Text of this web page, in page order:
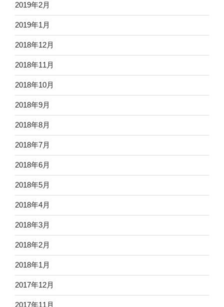
2019年2月
2019年1月
2018年12月
2018年11月
2018年10月
2018年9月
2018年8月
2018年7月
2018年6月
2018年5月
2018年4月
2018年3月
2018年2月
2018年1月
2017年12月
2017年11月